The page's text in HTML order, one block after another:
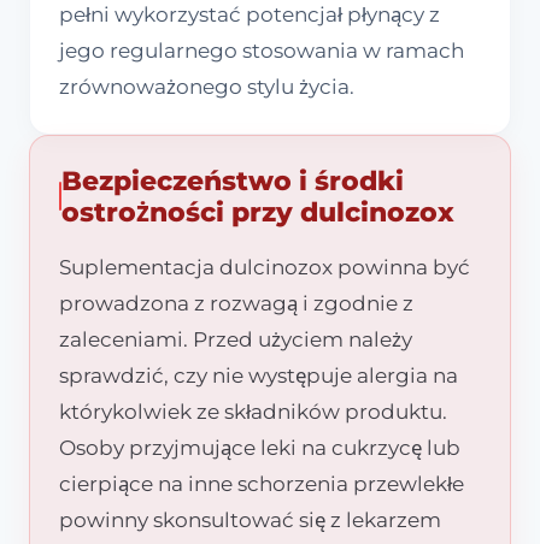
pełni wykorzystać potencjał płynący z
jego regularnego stosowania w ramach
zrównoważonego stylu życia.
Bezpieczeństwo i środki
ostrożności przy dulcinozox
Suplementacja dulcinozox powinna być
prowadzona z rozwagą i zgodnie z
zaleceniami. Przed użyciem należy
sprawdzić, czy nie występuje alergia na
którykolwiek ze składników produktu.
Osoby przyjmujące leki na cukrzycę lub
cierpiące na inne schorzenia przewlekłe
powinny skonsultować się z lekarzem